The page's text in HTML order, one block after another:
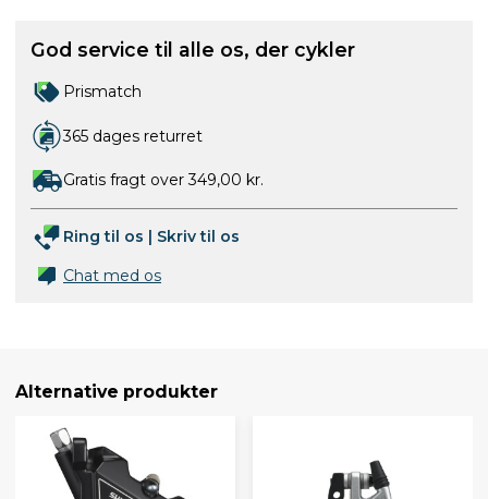
God service til alle os, der cykler
Prismatch
365 dages returret
Gratis fragt over 349,00 kr.
Ring til os | Skriv til os
Chat med os
Alternative produkter